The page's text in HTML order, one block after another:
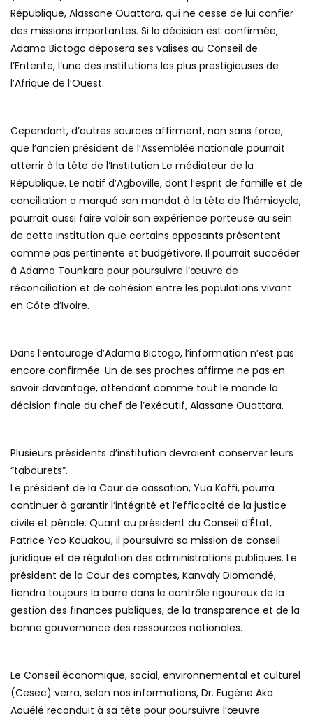
République, Alassane Ouattara, qui ne cesse de lui confier
des missions importantes. Si la décision est confirmée,
Adama Bictogo déposera ses valises au Conseil de
l’Entente, l’une des institutions les plus prestigieuses de
l’Afrique de l’Ouest.
Cependant, d’autres sources affirment, non sans force,
que l’ancien président de l’Assemblée nationale pourrait
atterrir à la tête de l’Institution Le médiateur de la
République. Le natif d’Agboville, dont l’esprit de famille et de
conciliation a marqué son mandat à la tête de l’hémicycle,
pourrait aussi faire valoir son expérience porteuse au sein
de cette institution que certains opposants présentent
comme pas pertinente et budgétivore. Il pourrait succéder
à Adama Tounkara pour poursuivre l’œuvre de
réconciliation et de cohésion entre les populations vivant
en Côte d’Ivoire.
Dans l’entourage d’Adama Bictogo, l’information n’est pas
encore confirmée. Un de ses proches affirme ne pas en
savoir davantage, attendant comme tout le monde la
décision finale du chef de l’exécutif, Alassane Ouattara.
Plusieurs présidents d’institution devraient conserver leurs
“tabourets”.
Le président de la Cour de cassation, Yua Koffi, pourra
continuer à garantir l’intégrité et l’efficacité de la justice
civile et pénale. Quant au président du Conseil d’État,
Patrice Yao Kouakou, il poursuivra sa mission de conseil
juridique et de régulation des administrations publiques. Le
président de la Cour des comptes, Kanvaly Diomandé,
tiendra toujours la barre dans le contrôle rigoureux de la
gestion des finances publiques, de la transparence et de la
bonne gouvernance des ressources nationales.
Le Conseil économique, social, environnemental et culturel
(Cesec) verra, selon nos informations, Dr. Eugène Aka
Aouélé reconduit à sa tête pour poursuivre l’œuvre